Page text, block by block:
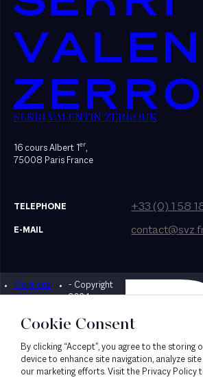
SEKRI VALENTIN ZERROUK
16 cours Albert 1er,
75008 Paris France
TELEPHONE +33 (0) 1 58
E-MAIL
Mentions
légales
- Copyright
2024
Designed by
Cookie Consent
By clicking “Accept”, you agree to the storing
device to enhance site navigation, analyze site
our marketing efforts. Visit the Privacy Policy